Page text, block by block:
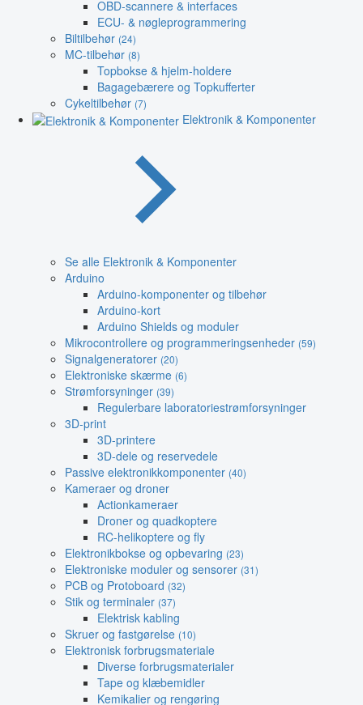
OBD-scannere & interfaces
ECU- & nøgleprogrammering
Biltilbehør (24)
MC-tilbehør (8)
Topbokse & hjelm-holdere
Bagagebærere og Topkufferter
Cykeltilbehør (7)
Elektronik & Komponenter
Se alle Elektronik & Komponenter
Arduino
Arduino-komponenter og tilbehør
Arduino-kort
Arduino Shields og moduler
Mikrocontrollere og programmeringsenheder (59)
Signalgeneratorer (20)
Elektroniske skærme (6)
Strømforsyninger (39)
Regulerbare laboratoriestrømforsyninger
3D-print
3D-printere
3D-dele og reservedele
Passive elektronikkomponenter (40)
Kameraer og droner
Actionkameraer
Droner og quadkoptere
RC-helikoptere og fly
Elektronikbokse og opbevaring (23)
Elektroniske moduler og sensorer (31)
PCB og Protoboard (32)
Stik og terminaler (37)
Elektrisk kabling
Skruer og fastgørelse (10)
Elektronisk forbrugsmateriale
Diverse forbrugsmaterialer
Tape og klæbemidler
Kemikalier og rengøring